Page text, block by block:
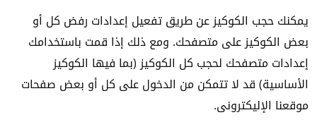
يمكنك حجب الكوكيز عن طريق تفعيل إعدادات رفض كل أو
بعض الكوكيز على متصفحك. ومع ذلك إذا قمت باستخدامك
إعدادات متصفحك لحجب كل الكوكيز (بما فيها الكوكيز
الأساسية) قد لا تتمكن من الدخول على كل أو بعض صفحات
موقعنا الإليكترونى.